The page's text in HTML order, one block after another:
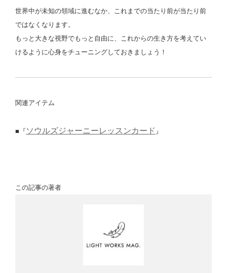
世界中が未知の領域に進むなか、これまでの当たり前が当たり前
ではなくなります。
もっと大きな視野でもっと自由に、これからの生き方を考えてい
けるように心身をチューニングしておきましょう！
関連アイテム
■『 ソウルズジャーニーレッスンカード 』
この記事の著者